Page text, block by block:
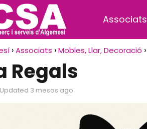
Associats
Associats Mobles, Llar, Decoració
Regals
Updated 3 mesos ago